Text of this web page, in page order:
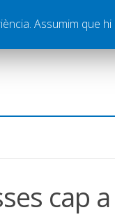
Publicitat
cap
Assumim que